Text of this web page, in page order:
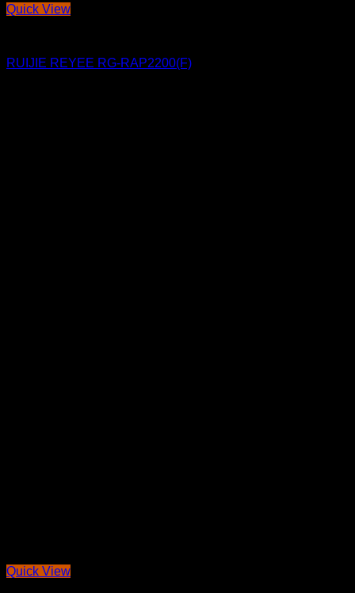
Quick View
RUIJIE REYEE RG-RAP2200(F)
Quick View